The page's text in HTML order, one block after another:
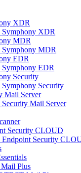
Symphony XDR
Symphony MDR
Symphony EDR
Symphony Security
Security Mail Server
Endpoint Security